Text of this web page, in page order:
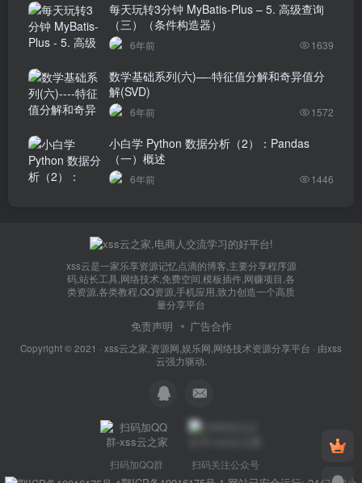
每天玩转3分钟 MyBatis-Plus – 5. 高级查询
（三）（条件构造器）
6年前 1639
数学基础系列(六)—-特征值分解和奇异值分
解(SVD)
6年前 1572
小白学 Python 数据分析（2）：Pandas
（一）概述
6年前 1446
xss云是一家乐享资源记忆点滴的博客,主要分享程序源
码,站长工具,网络技术,免费空间,模板插件,网赚项目,各
类资源,各类教程,QQ资源,手机应用,致力创造一个高质
量分享平台
免责声明 广告合作
Copyright © 2021 · xss云之家,资源网,娱乐网,网络技术资源分享平台 · 由xss
云强力驱动.
扫码加QQ群 扫码关注公众号